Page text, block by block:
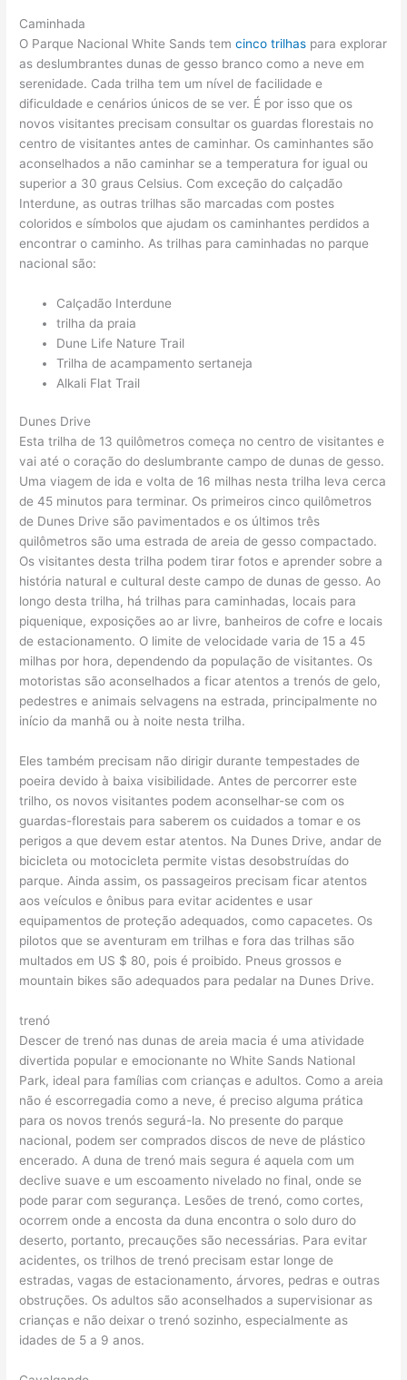
Caminhada
O Parque Nacional White Sands temcinco trilhas para explorar
as deslumbrantes dunas de gesso branco como a neve em
serenidade. Cada trilha tem um nível de facilidade e
dificuldade e cenários únicos de se ver. É por isso que os
novos visitantes precisam consultar os guardas florestais no
centro de visitantes antes de caminhar. Os caminhantes são
aconselhados a não caminhar se a temperatura for igual ou
superior a 30 graus Celsius. Com exceção do calçadão
Interdune, as outras trilhas são marcadas com postes
coloridos e símbolos que ajudam os caminhantes perdidos a
encontrar o caminho. As trilhas para caminhadas no parque
nacional são:
Calçadão Interdune
trilha da praia
Dune Life Nature Trail
Trilha de acampamento sertaneja
Alkali Flat Trail
Dunes Drive
Esta trilha de 13 quilômetros começa no centro de visitantes e
vai até o coração do deslumbrante campo de dunas de gesso.
Uma viagem de ida e volta de 16 milhas nesta trilha leva cerca
de 45 minutos para terminar. Os primeiros cinco quilômetros
de Dunes Drive são pavimentados e os últimos três
quilômetros são uma estrada de areia de gesso compactado.
Os visitantes desta trilha podem tirar fotos e aprender sobre a
história natural e cultural deste campo de dunas de gesso. Ao
longo desta trilha, há trilhas para caminhadas, locais para
piquenique, exposições ao ar livre, banheiros de cofre e locais
de estacionamento. O limite de velocidade varia de 15 a 45
milhas por hora, dependendo da população de visitantes. Os
motoristas são aconselhados a ficar atentos a trenós de gelo,
pedestres e animais selvagens na estrada, principalmente no
início da manhã ou à noite nesta trilha.
Eles também precisam não dirigir durante tempestades de
poeira devido à baixa visibilidade. Antes de percorrer este
trilho, os novos visitantes podem aconselhar-se com os
guardas-florestais para saberem os cuidados a tomar e os
perigos a que devem estar atentos. Na Dunes Drive, andar de
bicicleta ou motocicleta permite vistas desobstruídas do
parque. Ainda assim, os passageiros precisam ficar atentos
aos veículos e ônibus para evitar acidentes e usar
equipamentos de proteção adequados, como capacetes. Os
pilotos que se aventuram em trilhas e fora das trilhas são
multados em US $ 80, pois é proibido. Pneus grossos e
mountain bikes são adequados para pedalar na Dunes Drive.
trenó
Descer de trenó nas dunas de areia macia é uma atividade
divertida popular e emocionante no White Sands National
Park, ideal para famílias com crianças e adultos. Como a areia
não é escorregadia como a neve, é preciso alguma prática
para os novos trenós segurá-la. No presente do parque
nacional, podem ser comprados discos de neve de plástico
encerado. A duna de trenó mais segura é aquela com um
declive suave e um escoamento nivelado no final, onde se
pode parar com segurança. Lesões de trenó, como cortes,
ocorrem onde a encosta da duna encontra o solo duro do
deserto, portanto, precauções são necessárias. Para evitar
acidentes, os trilhos de trenó precisam estar longe de
estradas, vagas de estacionamento, árvores, pedras e outras
obstruções. Os adultos são aconselhados a supervisionar as
crianças e não deixar o trenó sozinho, especialmente as
idades de 5 a 9 anos.